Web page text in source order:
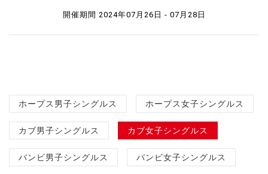
開催期間 2024年07月26日 - 07月28日
ホープス男子シングルス ホープス女子シングルス
カブ男子シングルス カブ女子シングルス
バンビ男子シングルス バンビ女子シングルス